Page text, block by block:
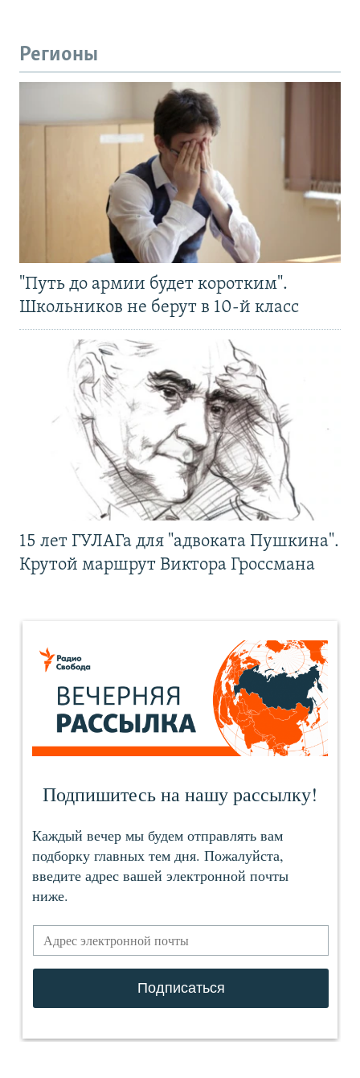
Регионы
"Путь до армии будет коротким".
Школьников не берут в 10-й класс
15 лет ГУЛАГа для "адвоката Пушкина".
Крутой маршрут Виктора Гроссмана